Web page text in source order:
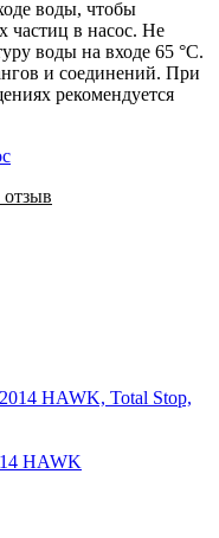
воды, чтобы
частиц в насос. Не
воды на входе 65 °C.
и соединений. При
рекомендуется
HAWK